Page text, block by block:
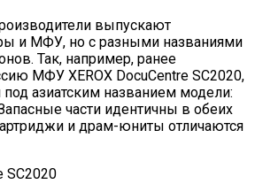
выпускают
и МФУ, но с разными названиями
Так, например, ранее
МФУ XEROX DocuCentre SC2020,
под азиатским названием модели:
части идентичны в обеих
и драм-юниты отличаются
SC2020